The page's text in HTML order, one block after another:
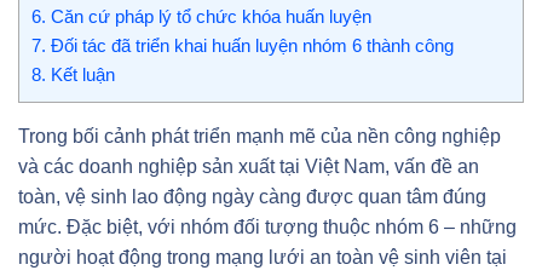
6. Căn cứ pháp lý tổ chức khóa huấn luyện
7. Đối tác đã triển khai huấn luyện nhóm 6 thành công
8. Kết luận
Trong bối cảnh phát triển mạnh mẽ của nền công nghiệp
và các doanh nghiệp sản xuất tại Việt Nam, vấn đề an
toàn, vệ sinh lao động ngày càng được quan tâm đúng
mức. Đặc biệt, với nhóm đối tượng thuộc nhóm 6 – những
người hoạt động trong mạng lưới an toàn vệ sinh viên tại